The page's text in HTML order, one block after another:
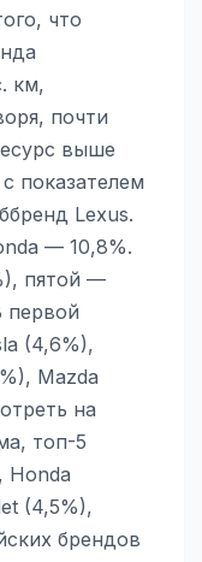
что
км,
почти
выше
показателем
Lexus.
— 10,8%.
пятой —
первой
(4,6%),
Mazda
на
топ-5
Honda
(4,5%),
брендов